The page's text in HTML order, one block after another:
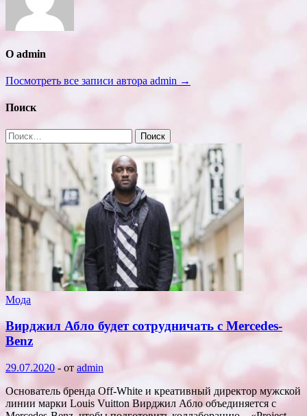
О admin
Посмотреть все записи автора admin →
Поиск
Найти:
Мода
Вирджил Абло будет сотрудничать с Mercedes-
Benz
29.07.2020- от admin
Основатель бренда Off-White и креативный директор мужской
линии марки Louis Vuitton Вирджил Абло объединяется с